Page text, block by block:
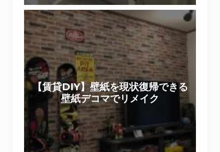
シ
ョ
ッ
プ
を
実
施
い
た
し
ま
作
る
棚
付
き
机
（
前
篇
）
【賃貸DIY】壁紙を現状復帰できる
壁紙デコマでリメイク
【
賃
貸
D
I
Y
】
壁
紙
を
現